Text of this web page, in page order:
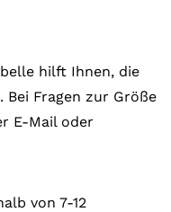
hilft Ihnen, die
Fragen zur Größe
E-Mail oder
von 7-12